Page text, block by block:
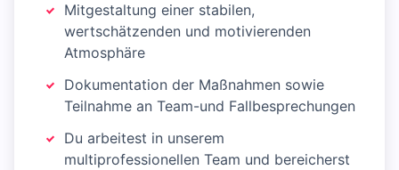
Mitgestaltung einer stabilen,
wertschätzenden und motivierenden
Atmosphäre
Dokumentation der Maßnahmen sowie
Teilnahme an Team-und Fallbesprechungen
Du arbeitest in unserem
multiprofessionellen Team und bereicherst